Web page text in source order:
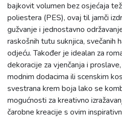
bajkovit volumen bez osjećaja
poliestera (PES), ovaj til jamči
gužvanje i jednostavno
raskošnih tutu suknjica, svečanih
odjeću. Također je idealan za
dekoracije za vjenčanja i
modnim dodacima ili scenskim
svestrana krem boja lako se
mogućnosti za kreativno
čarobne kreacije s ovim